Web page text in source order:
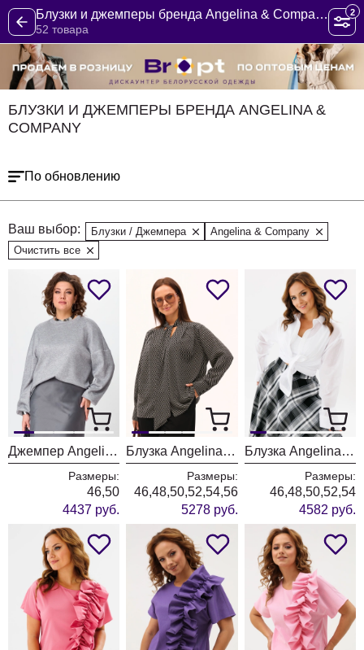
Блузки и джемперы бренда Angelina & Company
52 товара
2
БЛУЗКИ И ДЖЕМПЕРЫ БРЕНДА ANGELINA &
COMPANY
По обновлению
Ваш выбор: Блузки / Джемпера
Angelina & Company
Очистить все
Джемпер Angelina & Company 1201
Размеры:
46,50
4437 руб.
Блузка Angelina & Company 1166
Размеры:
46,48,50,52,54,56
5278 руб.
Блузка Angelina & Company 1125
Размеры:
46,48,50,52,54
4582 руб.